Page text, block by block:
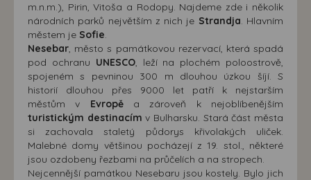
m.n.m.), Pirin, Vitoša a Rodopy. Najdeme zde i několik
národních parků největším z nich je Strandja. Hlavním
městem je Sofie.
Nesebar, město s památkovou rezervací, která spadá
pod ochranu UNESCO, leží na plochém poloostrově,
spojeném s pevninou 300 m dlouhou úzkou šíjí. S
historií dlouhou přes 9000 let patří k nejstarším
městům v Evropěa zároveň k nejoblíbenějším
turistickým destinacím v Bulharsku. Stará část města
si zachovala staletý půdorys křivolakých uliček.
Malebné domy většinou pocházejí z 19. stol., některé
jsou ozdobeny řezbami na průčelích a na stropech.
Nejcennější památkou Nesebaru jsou kostely. Bylo jich